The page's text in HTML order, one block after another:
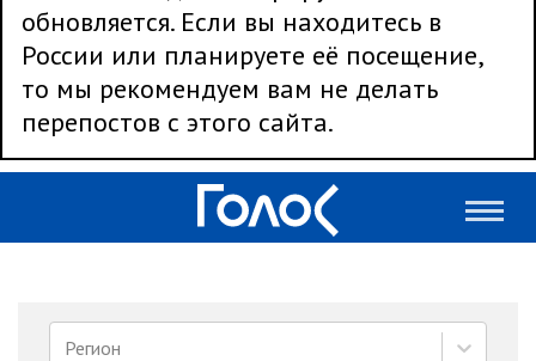
обновляется. Если вы находитесь в
России или планируете её посещение,
то мы рекомендуем вам не делать
перепостов с этого сайта.
Регион